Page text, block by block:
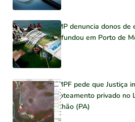
MP denuncia donos de
afundou em Porto de
MPF pede que Justiça
loteamento privado no
Chão (PA)